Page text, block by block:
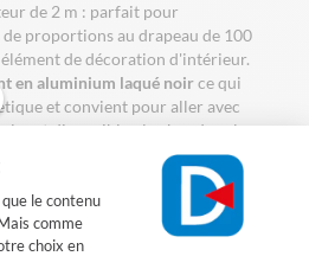
du
le contenu
comme
choix en
de 2 m : parfait pour
proportions au drapeau de 100
de décoration d'intérieur.
en aluminium laqué noirce qui
et convient pour aller avec
est disponible plus bas dans la